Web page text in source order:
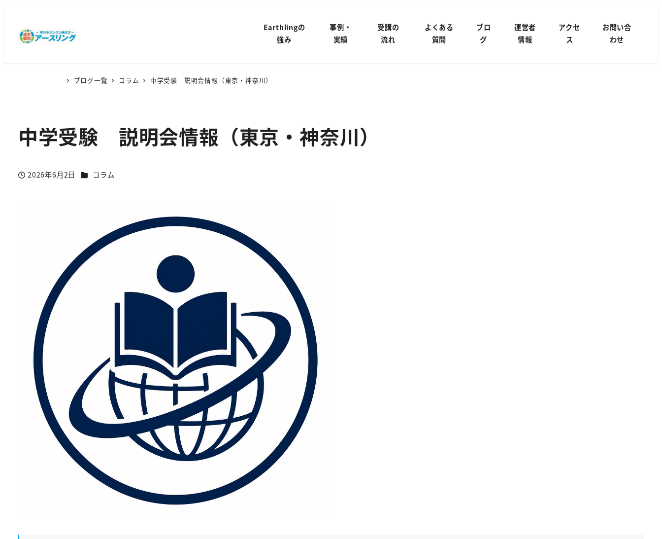
Earthlingの
強み
事例・
実績
受講の
流れ
よくある
質問
ブロ
グ
運営者
情報
アクセ
ス
お問い合
わせ
ブログ一覧 コラム 中学受験 説明会情報（東京・神奈川）
中学受験 説明会情報（東京・神奈川）
投稿日
2026年6月2日 カテゴリー
コラム